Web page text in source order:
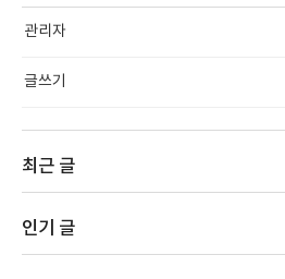
관리자
글쓰기
최근 글
인기 글